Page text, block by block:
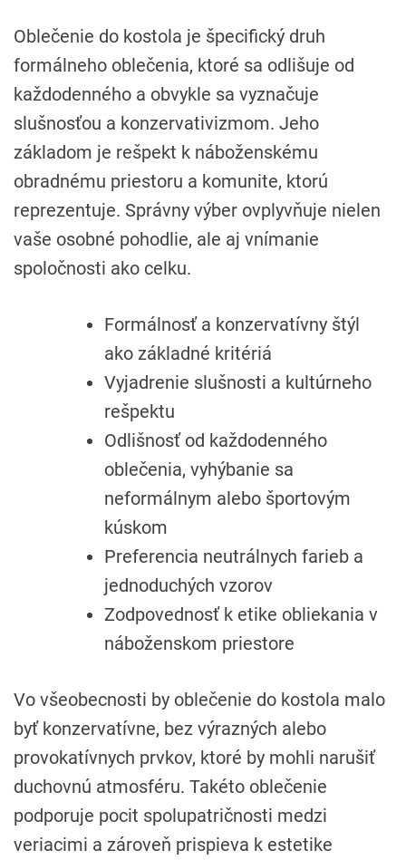
Oblečenie do kostola je špecifický druh
formálneho oblečenia, ktoré sa odlišuje od
každodenného a obvykle sa vyznačuje
slušnosťou a konzervativizmom. Jeho
základom je rešpekt k náboženskému
obradnému priestoru a komunite, ktorú
reprezentuje. Správny výber ovplyvňuje nielen
vaše osobné pohodlie, ale aj vnímanie
spoločnosti ako celku.
Formálnosť a konzervatívny štýl
ako základné kritériá
Vyjadrenie slušnosti a kultúrneho
rešpektu
Odlišnosť od každodenného
oblečenia, vyhýbanie sa
neformálnym alebo športovým
kúskom
Preferencia neutrálnych farieb a
jednoduchých vzorov
Zodpovednosť k etike obliekania v
náboženskom priestore
Vo všeobecnosti by oblečenie do kostola malo
byť konzervatívne, bez výrazných alebo
provokatívnych prvkov, ktoré by mohli narušiť
duchovnú atmosféru. Takéto oblečenie
podporuje pocit spolupatričnosti medzi
veriacimi a zároveň prispieva k estetike